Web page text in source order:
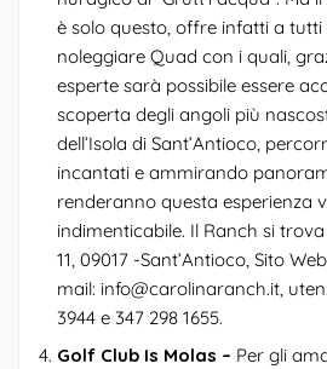
è solo questo, offre infatti a
noleggiare Quad con i quali,
esperte sarà possibile essere
scoperta degli angoli più
dell’Isola di Sant’Antioco,
incantati e ammirando
renderanno questa esperienza
indimenticabile. Il Ranch si
11, 09017 -Sant’Antioco, Sito
mail: info@carolinaranch.it ,
3944 e 347 298 1655.
Golf Club Is Molas – Per gli